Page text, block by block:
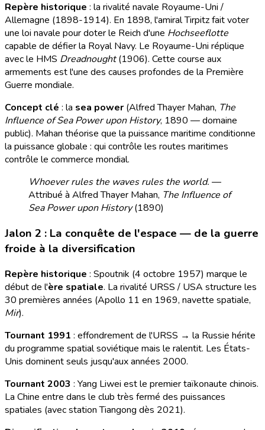
Repère historique : la rivalité navale Royaume-Uni /
Allemagne (1898-1914). En 1898, l'amiral Tirpitz fait voter
une loi navale pour doter le Reich d'une Hochseeflotte
capable de défier la Royal Navy. Le Royaume-Uni réplique
avec le HMS Dreadnought(1906). Cette course aux
armements est l'une des causes profondes de la Première
Guerre mondiale.
Concept clé : la sea power (Alfred Thayer Mahan, The
Influence of Sea Power upon History, 1890 — domaine
public). Mahan théorise que la puissance maritime conditionne
la puissance globale : qui contrôle les routes maritimes
contrôle le commerce mondial.
Whoever rules the waves rules the world. —
Attribué à Alfred Thayer Mahan, The Influence of
Sea Power upon History(1890)
Jalon 2 : La conquête de l'espace — de la guerre
froide à la diversification
Repère historique : Spoutnik (4 octobre 1957) marque le
début de l'ère spatiale. La rivalité URSS / USA structure les
30 premières années (Apollo 11 en 1969, navette spatiale,
Mir).
Tournant 1991 : effondrement de l'URSS → la Russie hérite
du programme spatial soviétique mais le ralentit. Les États-
Unis dominent seuls jusqu'aux années 2000.
Tournant 2003 : Yang Liwei est le premier taïkonaute chinois.
La Chine entre dans le club très fermé des puissances
spatiales (avec station Tiangong dès 2021).